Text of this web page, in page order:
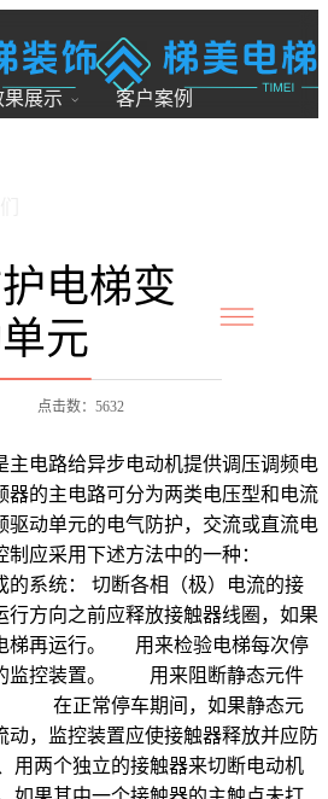
果展示 客户案例
电梯变
元
点击数：5632
主电路给异步电动机提供调压调频电
器的主电路可分为两类电压型和电流
驱动单元的电气防护，交流或直流电
制应采用下述方法中的一种：
的系统： 切断各相（极）电流的接
行方向之前应释放接触器线圈，如果
梯再运行。 用来检验电梯每次停
监控装置。 用来阻断静态元件
在正常停车期间，如果静态元
动，监控装置应使接触器释放并应防
两个独立的接触器来切断电动机